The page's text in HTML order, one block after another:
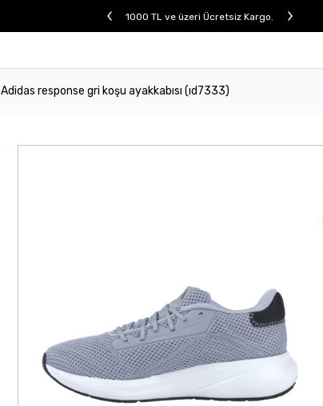
1000 TL ve üzeri Ücretsiz Kargo.
Adidas response gri koşu ayakkabısı (ıd7333)